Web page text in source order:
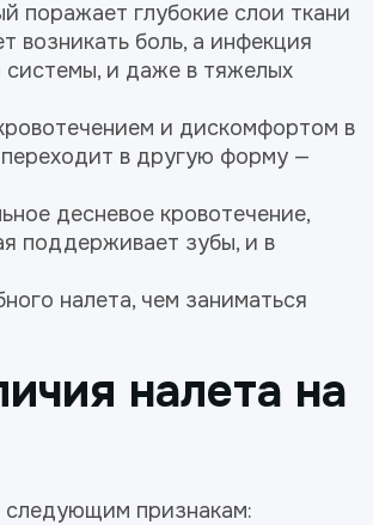
поражает глубокие слои ткани
возникать боль, а инфекция
системы, и даже в тяжелых
и дискомфортом в
переходит в другую форму —
десневое кровотечение,
поддерживает зубы, и в
налета, чем заниматься
налета на
следующим признакам: